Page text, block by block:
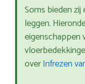
Soms bieden
leggen.
eigenschappen
overInfrezen